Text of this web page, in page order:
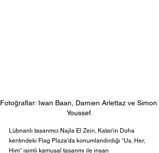
Fotoğraflar: Iwan Baan, Damien Arlettaz ve Simon
Youssef.
Lübnanlı tasarımcı Najla El Zein, Katar'ın Doha
kentindeki Flag Plaza'da konumlandırdığı “Us, Her,
Him” isimli kamusal tasarımı ile insan